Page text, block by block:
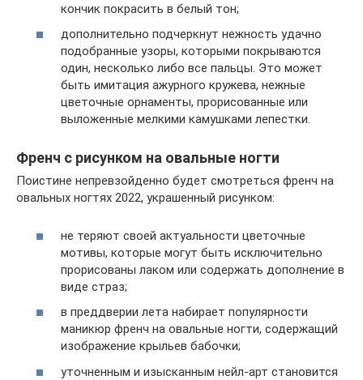
кончик покрасить в белый тон;
дополнительно подчеркнут нежность удачно
подобранные узоры, которыми покрываются
один, несколько либо все пальцы. Это может
быть имитация ажурного кружева, нежные
цветочные орнаменты, прорисованные или
выложенные мелкими камушками лепестки.
Френч с рисунком на овальные ногти
Поистине непревзойденно будет смотреться френч на
овальных ногтях 2022, украшенный рисунком:
не теряют своей актуальности цветочные
мотивы, которые могут быть исключительно
прорисованы лаком или содержать дополнение в
виде страз;
в преддверии лета набирает популярности
маникюр френч на овальные ногти, содержащий
изображение крыльев бабочки;
уточненным и изысканным нейл-арт становится